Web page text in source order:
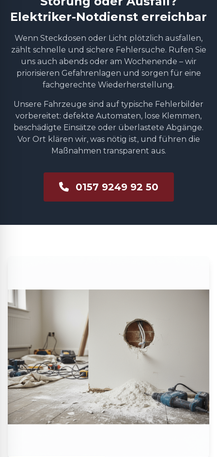
Elektriker-Notdienst erreichbar
Wenn Steckdosen oder Licht plötzlich ausfallen,
zählt schnelle und sichere Fehlersuche. Rufen Sie
uns auch abends oder am Wochenende – wir
priorisieren Gefahrenlagen und sorgen für eine
fachgerechte Wiederherstellung.
Unsere Fahrzeuge sind auf typische Fehlerbilder
vorbereitet: defekte Automaten, lose Klemmen,
beschädigte Einsätze oder überlastete Abgänge.
Vor Ort klären wir, was nötig ist, und führen die
Maßnahmen transparent aus.
0157 9249 92 50